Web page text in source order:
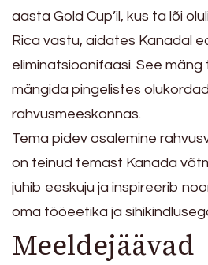
aasta Gold Cup’il, kus ta lõi
Rica vastu, aidates Kanadal
eliminatsioonifaasi. See
mängida pingelistes
rahvusmeeskonnas.
Tema pidev osalemine
on teinud temast Kanada
juhib eeskuju ja inspireerib
oma tööeetika ja
Meeldejäävad